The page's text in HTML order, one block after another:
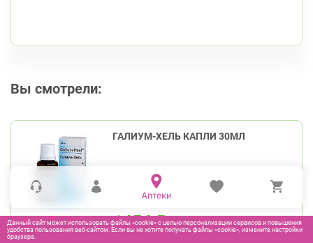
Вы смотрели:
ГАЛИУМ-ХЕЛЬ КАПЛИ 30МЛ
1454₽
Данный сайт может использовать файлы «cookie» с целью персонализации сервисов и повышения
удобства пользования веб-сайтом. Если вы не хотите получать файлы «cookie», измените настройки
браузера.